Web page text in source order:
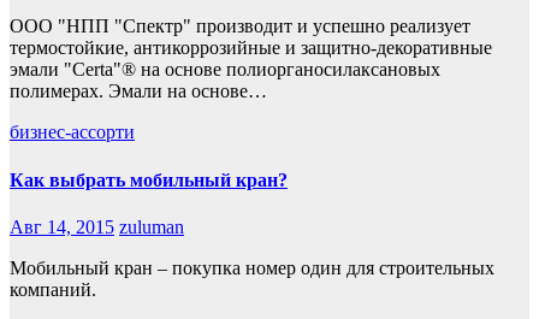
ООО "НПП "Спектр" производит и успешно реализует
термостойкие, антикоррозийные и защитно-декоративные
эмали "Certa"® на основе полиорганосилаксановых
полимерах. Эмали на основе…
бизнес-ассорти
Как выбрать мобильный кран?
Авг 14, 2015 zuluman
Мобильный кран – покупка номер один для строительных
компаний.